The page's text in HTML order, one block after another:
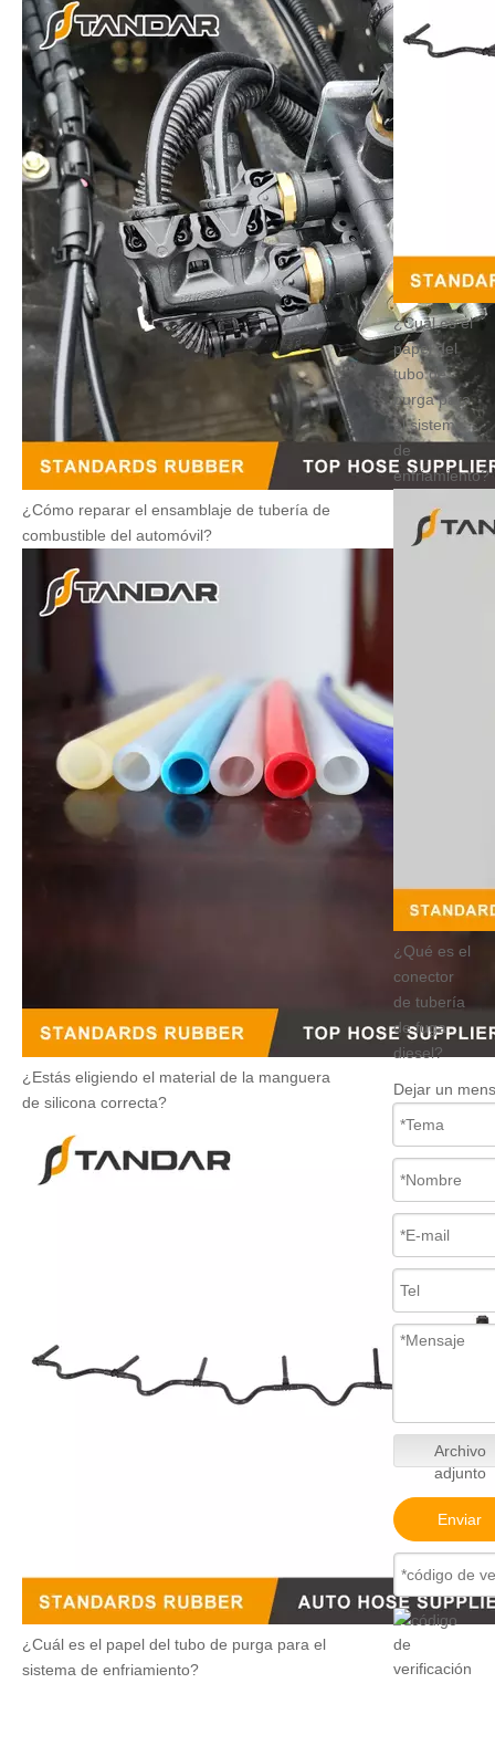
¿Cómo reparar el ensamblaje de tubería de
combustible del automóvil?
¿Estás eligiendo el material de la manguera
de silicona correcta?
¿Cuál es el papel del tubo de purga para el
sistema de enfriamiento?
¿Cuál es el
papel del
tubo de
purga para
el sistema
de
enfriamiento?
¿Qué es el
conector
de tubería
de fuga
diesel?
Dejar un
Archivo
adjunto
Enviar